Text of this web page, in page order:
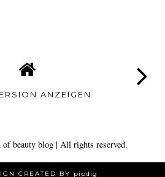
ANZEIGEN
of beauty blog| All rights reserved.
CREATED BY pipdig